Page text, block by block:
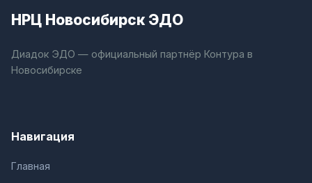
НРЦ Новосибирск ЭДО
Диадок ЭДО — официальный партнёр Контура в
Новосибирске
Навигация
Главная